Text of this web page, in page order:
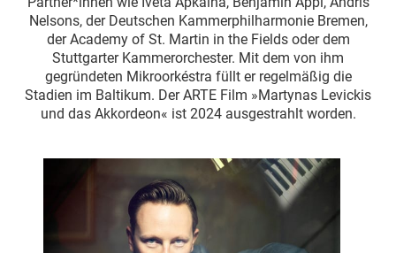
Nelsons, der Deutschen Kammerphilharmonie Bremen,
der Academy of St. Martin in the Fields oder dem
Stuttgarter Kammerorchester. Mit dem von ihm
gegründeten Mikroorkéstra füllt er regelmäßig die
Stadien im Baltikum. Der ARTE Film »Martynas Levickis
und das Akkordeon« ist 2024 ausgestrahlt worden.